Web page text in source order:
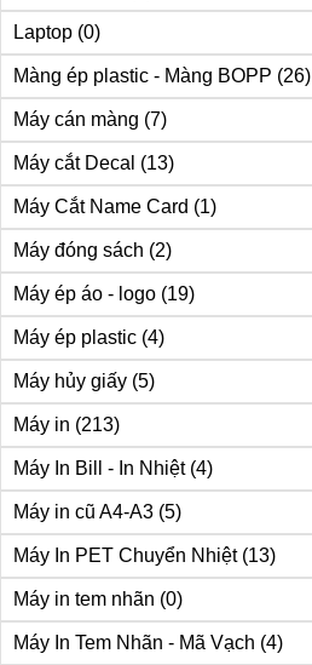
Laptop (0)
Màng ép plastic - Màng BOPP (26)
Máy cán màng (7)
Máy cắt Decal (13)
Máy Cắt Name Card (1)
Máy đóng sách (2)
Máy ép áo - logo (19)
Máy ép plastic (4)
Máy hủy giấy (5)
Máy in (213)
Máy In Bill - In Nhiệt (4)
Máy in cũ A4-A3 (5)
Máy In PET Chuyển Nhiệt (13)
Máy in tem nhãn (0)
Máy In Tem Nhãn - Mã Vạch (4)